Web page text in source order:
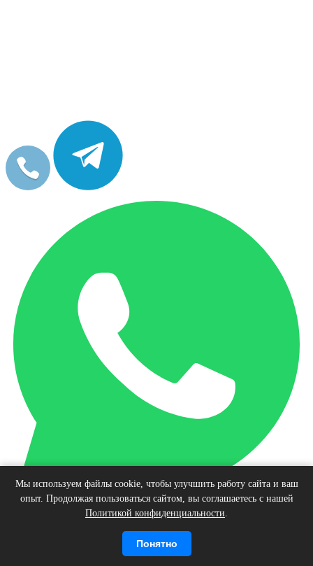
Наверх
© Интернет-магазин виниловых пластинок, 2026
Мы используем файлы cookie, чтобы улучшить работу сайта и ваш
опыт. Продолжая пользоваться сайтом, вы соглашаетесь с нашей
Политикой конфиденциальности.
Понятно